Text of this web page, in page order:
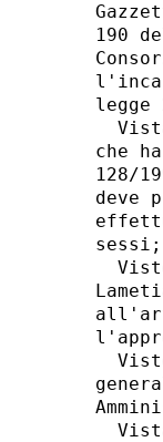
190
legge
che
128/
deve
sessi;